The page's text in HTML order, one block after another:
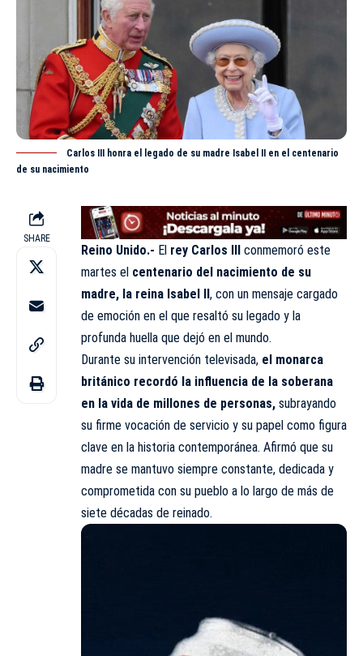
Carlos III honra el legado de su madre Isabel II en el centenario
de su nacimiento
SHARE
Reino Unido.- El rey Carlos III conmemoró este
martes el centenario del nacimiento de su
madre, la reina Isabel II, con un mensaje cargado
de emoción en el que resaltó su legado y la
profunda huella que dejó en el mundo.
Durante su intervención televisada, el monarca
británico recordó la influencia de la soberana
en la vida de millones de personas, subrayando
su firme vocación de servicio y su papel como figura
clave en la historia contemporánea. Afirmó que su
madre se mantuvo siempre constante, dedicada y
comprometida con su pueblo a lo largo de más de
siete décadas de reinado.